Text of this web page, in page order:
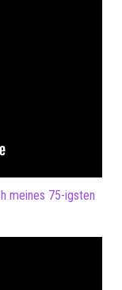
meines 75-igsten